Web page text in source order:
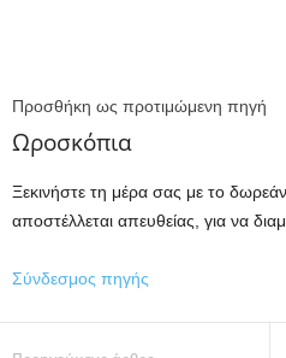
Προσθήκη ως προτιμώμενη πηγή
Ωροσκόπια
Ξεκινήστε τη μέρα σας με το
αποστέλλεται απευθείας, για να
Σύνδεσμος πηγής